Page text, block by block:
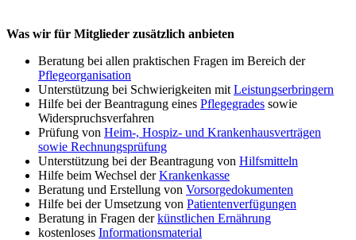
Was wir für Mitglieder zusätzlich anbieten
Beratung bei allen praktischen Fragen im Bereich der
Pflegeorganisation
Unterstützung bei Schwierigkeiten mit Leistungserbringern
Hilfe bei der Beantragung eines Pflegegrades sowie
Widerspruchsverfahren
Prüfung von Heim-, Hospiz- und Krankenhausverträgen
sowie Rechnungsprüfung
Unterstützung bei der Beantragung von Hilfsmitteln
Hilfe beim Wechsel derKrankenkasse
Beratung und Erstellung von Vorsorgedokumenten
Hilfe bei der Umsetzung von Patientenverfügungen
Beratung in Fragen derkünstlichen Ernährung
kostenloses Informationsmaterial